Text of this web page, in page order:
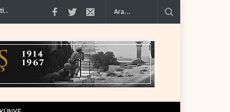
.. İsrail, beyin göçünde rekora koşuyor.. Kolombiya kartelleri